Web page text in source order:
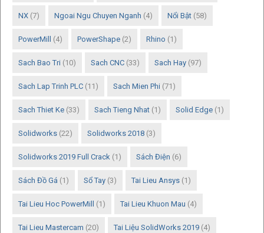
NX (7) Ngoai Ngu Chuyen Nganh (4) Nổi Bật (58)
PowerMill (4) PowerShape (2) Rhino (1)
Sach Bao Tri (10) Sach CNC (33) Sach Hay (97)
Sach Lap Trinh PLC (11) Sach Mien Phi (71)
Sach Thiet Ke (33) Sach Tieng Nhat (1) Solid Edge (1)
Solidworks (22) Solidworks 2018 (3)
Solidworks 2019 Full Crack (1) Sách Điện (6)
Sách Đồ Gá (1) Sổ Tay (3) Tai Lieu Ansys (1)
Tai Lieu Hoc PowerMill (1) Tai Lieu Khuon Mau (4)
Tai Lieu Mastercam (20) Tai Liệu SolidWorks 2019 (4)